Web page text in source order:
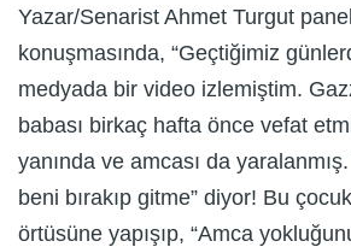
Yazar/Senarist Ahmet Turgut
konuşmasında, “Geçtiğimiz
medyada bir video izlemiştim.
babası birkaç hafta önce vefat
yanında ve amcası da
beni bırakıp gitme” diyor! Bu
örtüsüne yapışıp, “Amca